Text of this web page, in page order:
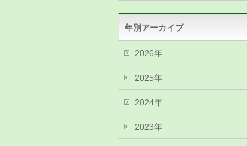
年別アーカイブ
2026年
2025年
2024年
2023年